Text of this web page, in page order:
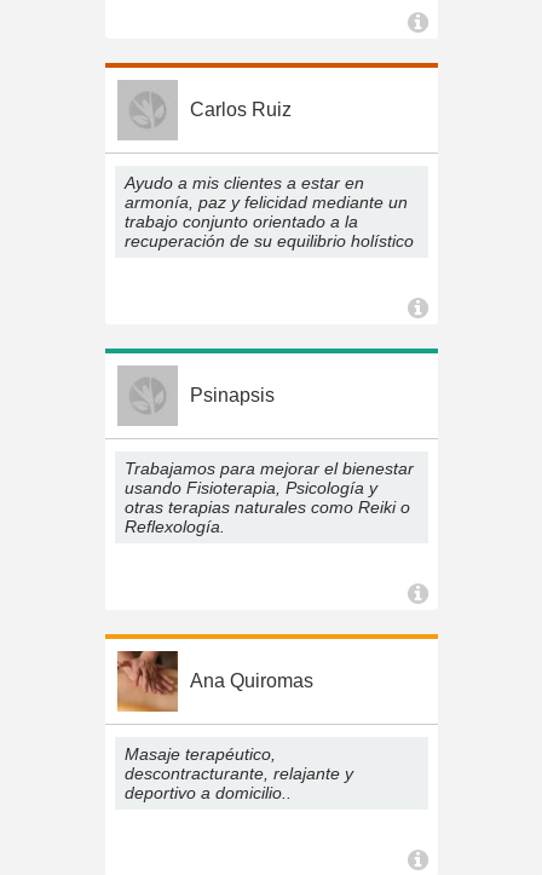
Carlos Ruiz
Ayudo a mis clientes a estar en
armonía, paz y felicidad mediante un
trabajo conjunto orientado a la
recuperación de su equilibrio holístico
Psinapsis
Trabajamos para mejorar el bienestar
usando Fisioterapia, Psicología y
otras terapias naturales como Reiki o
Reflexología.
Ana Quiromas
Masaje terapéutico,
descontracturante, relajante y
deportivo a domicilio..